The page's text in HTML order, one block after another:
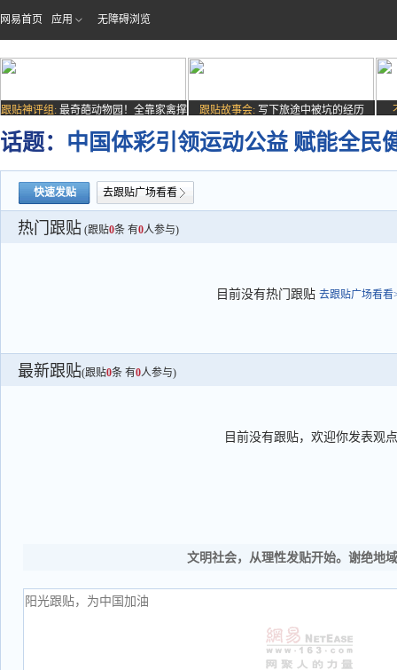
网易首页 应用 无障碍浏览
跟贴神评组: 最奇葩动物园！全靠家禽撑
场子
跟贴故事会: 写下旅途中被坑的经历
话题： 中国体彩引领运动公益 赋能全民
快速发贴 去跟贴广场看看
热门跟贴 (跟贴0条 有0人参与)
目前没有热门跟贴 去跟贴广场看看
最新跟贴(跟贴0条 有0人参与)
目前没有跟贴，欢迎你发表观点
文明社会，从理性发贴开始。谢绝地